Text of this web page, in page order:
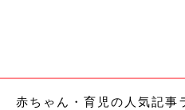
赤ちゃん・育児の人気記事